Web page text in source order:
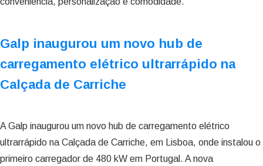
Galp inaugurou um novo hub de
carregamento elétrico ultrarrápido na
Calçada de Carriche
A Galp inaugurou um novo hub de carregamento elétrico
ultrarrápido na Calçada de Carriche, em Lisboa, onde instalou o
primeiro carregador de 480 kW em Portugal. A nova